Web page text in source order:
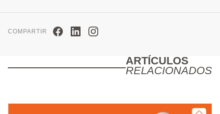
COMPARTIR
ARTÍCULOS
RELACIONADOS